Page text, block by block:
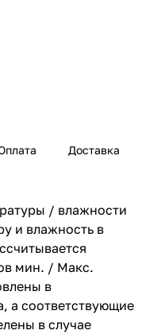
Доставка
/ влажности
и влажность в
мин. / Макс.
в
а соответствующие
в случае